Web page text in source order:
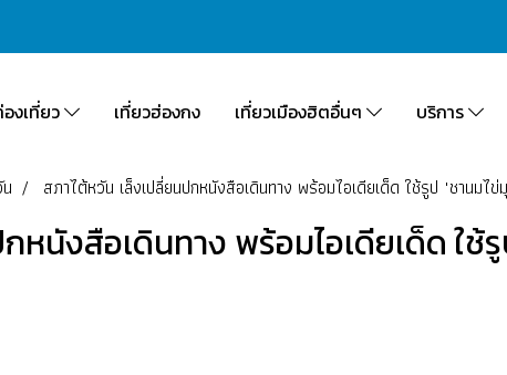
งเที่ยว เที่ยวฮ่องกง เที่ยวเมืองฮิตอื่นๆ บริการ
สภาไต้หวัน เล็งเปลี่ยนปกหนังสือเดินทาง พร้อมไอเดียเด็ด ใช้รูป "ชานมไข่
หนังสือเดินทาง พร้อมไอเดียเด็ด ใช้